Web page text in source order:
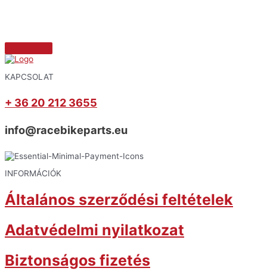
KAPCSOLAT
+ 36 20 212 3655
info@racebikeparts.eu
INFORMÁCIÓK
Általános szerződési feltételek
Adatvédelmi nyilatkozat
Biztonságos fizetés